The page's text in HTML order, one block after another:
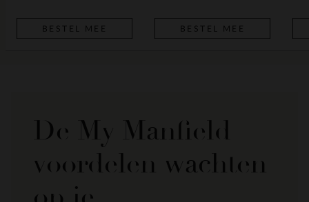
BESTEL MEE BESTEL MEE
De My Manfield
voordelen wachten